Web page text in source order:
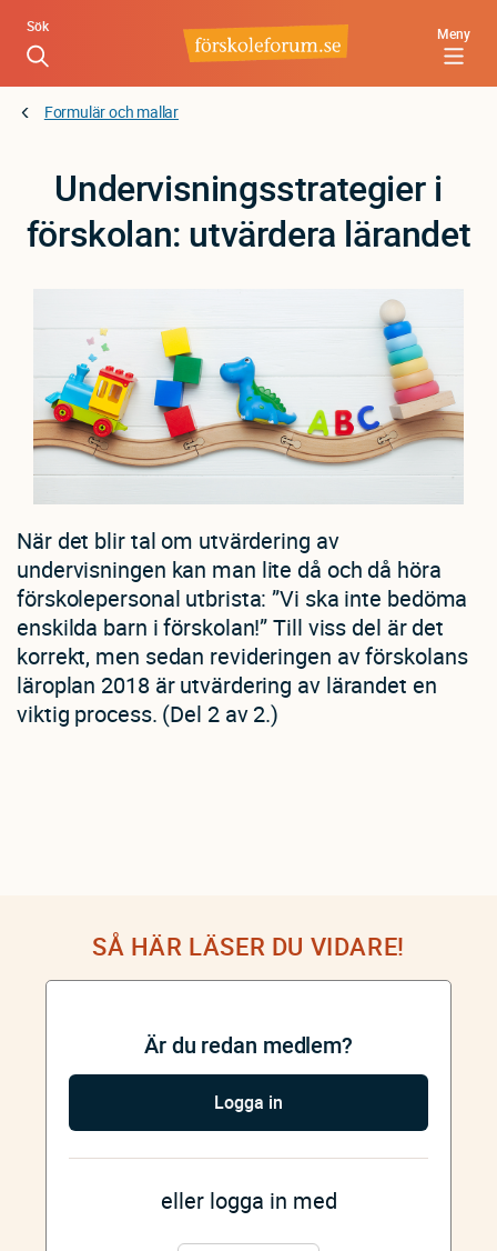
Hoppa
huvudinnehåll
Meny
Sök
Formulär och mallar
Undervisningsstrategier i
förskolan: utvärdera lärandet
När det blir tal om utvärdering av
undervisningen kan man lite då och då höra
förskolepersonal utbrista: ”Vi ska inte bedöma
enskilda barn i förskolan!” Till viss del är det
korrekt, men sedan revideringen av förskolans
läroplan 2018 är utvärdering av lärandet en
viktig process. (Del 2 av 2.)
SÅ HÄR LÄSER DU VIDARE!
Är du redan medlem?
Logga in
eller logga in med